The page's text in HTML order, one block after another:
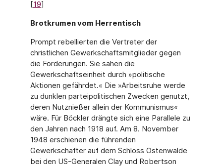
[19]
Brotkrumen vom Herrentisch
Prompt rebellierten die Vertreter der
christlichen Gewerkschaftsmitglieder gegen
die For­derungen. Sie sahen die
Gewerkschaftseinheit durch »politische
Aktionen gefährdet.« Die »Arbeitsruhe werde
zu dunklen parteipolitischen Zwecken genutzt,
deren Nutznießer allein der Kommunismus«
wäre. Für Böckler drängte sich eine Parallele zu
den Jahren nach 1918 auf. Am 8. November
1948 erschienen die führenden
Gewerkschafter auf dem Schloss Ostenwalde
bei den US-Generalen Clay und Robertson